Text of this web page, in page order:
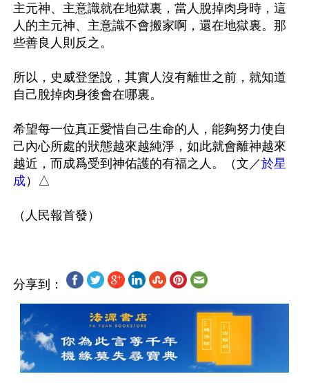
主元神、主意識就在地獄裏，當人脫掉肉身時，這
人的主元神、主意識不會搬家啊，還在地獄裏。那
些善良人則反之。
所以，史威登堡說，其實人沒有離世之前，就知道
自己脫掉肉身後會在哪裏。
希望每一位真正愛惜自己生命的人，能夠努力使自
己內心所處的狀態越來越純淨，如此就會離神越來
越近，而成爲受到神佑護的有福之人。（文／於星
成）△
分享到：